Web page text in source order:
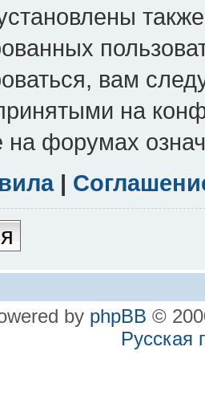
вам
на
на форумах
|
by phpBB ©
Русская